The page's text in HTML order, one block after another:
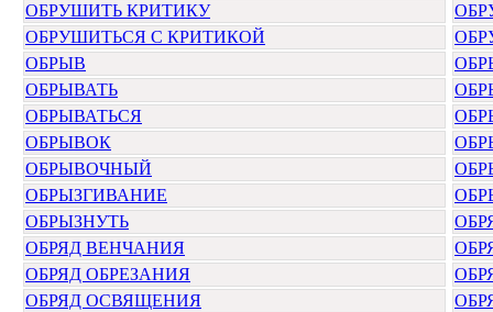
ОБРУШИТЬ КРИТИКУ
ОБРУШИТЬСЯ С КРИТИКОЙ
ОБРЫВ
ОБРЫВАТЬ
ОБРЫВАТЬСЯ
ОБРЫВОК
ОБРЫВОЧНЫЙ
ОБРЫЗГИВАНИЕ
ОБРЫЗНУТЬ
ОБРЯД ВЕНЧАНИЯ
ОБРЯД ОБРЕЗАНИЯ
ОБРЯД ОСВЯЩЕНИЯ